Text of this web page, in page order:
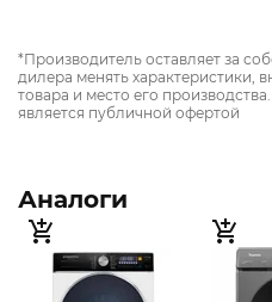
*Производитель оставляет за
дилера менять характеристики,
товара и место его
является публичной офертой
Аналоги